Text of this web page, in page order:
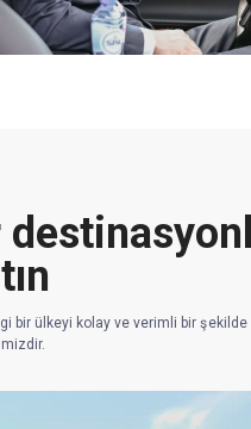
bir ülkeyi kolay ve verimli bir şekilde